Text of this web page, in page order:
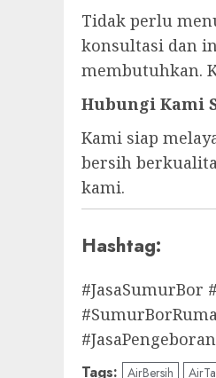
Tidak perlu
konsultasi dan
membutuhkan.
Hubungi Kami
Kami siap
bersih
kami.
Hashtag:
#JasaSumurBor
#JasaPengeboran
Tags: AirBersih